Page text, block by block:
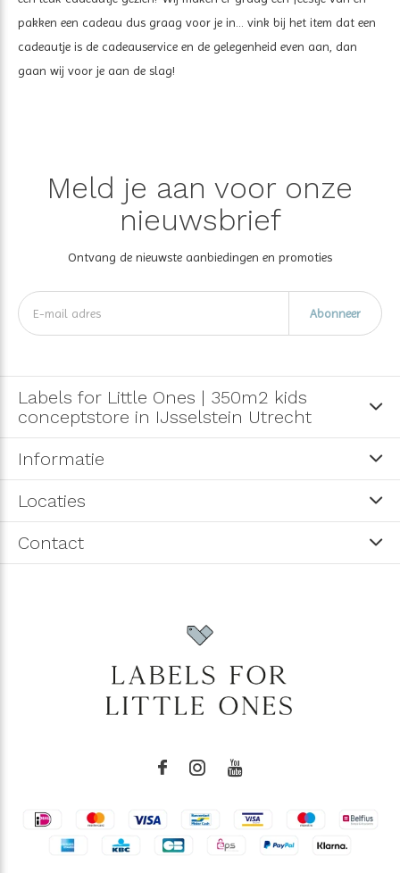
pakken een cadeau dus graag voor je in... vink bij het item dat een
cadeautje is de cadeauservice en de gelegenheid even aan, dan
gaan wij voor je aan de slag!
Meld je aan voor onze
nieuwsbrief
Ontvang de nieuwste aanbiedingen en promoties
Abonneer
Labels for Little Ones | 350m2 kids
conceptstore in IJsselstein Utrecht
Informatie
Locaties
Contact